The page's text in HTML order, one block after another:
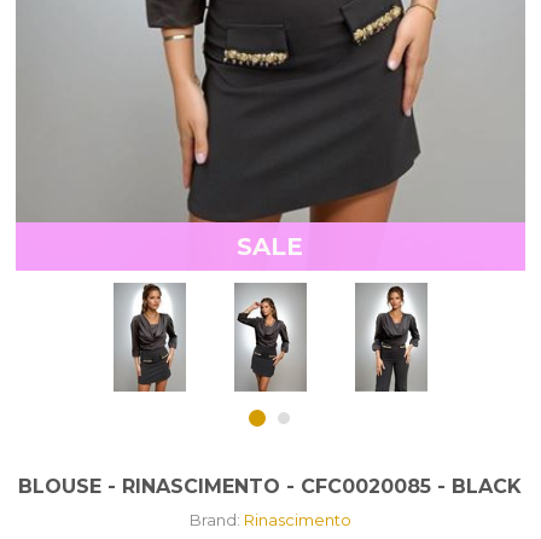
SALE
BLOUSE - RINASCIMENTO - CFC0020085 - BLACK
Brand: Rinascimento